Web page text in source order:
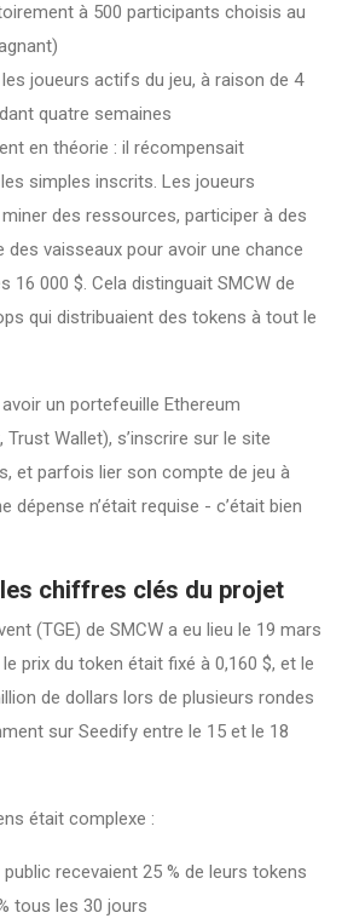
à 500 participants choisis au
joueurs actifs du jeu, à raison de 4
quatre semaines
en théorie : il récompensait
simples inscrits. Les joueurs
des ressources, participer à des
vaisseaux pour avoir une chance
16 000 $. Cela distinguait SMCW de
qui distribuaient des tokens à tout le
un portefeuille Ethereum
Wallet), s’inscrire sur le site
et parfois lier son compte de jeu à
dépense n’était requise - c’était bien
chiffres clés du projet
(TGE) de SMCW a eu lieu le 19 mars
prix du token était fixé à 0,160 $, et le
de dollars lors de plusieurs rondes
sur Seedify entre le 15 et le 18
était complexe :
public recevaient 25 % de leurs tokens
tous les 30 jours